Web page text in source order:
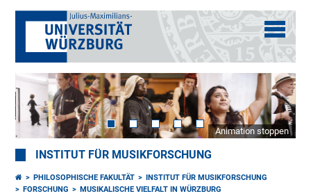
Animation stoppen
INSTITUT FÜR MUSIKFORSCHUNG
PHILOSOPHISCHE FAKULTÄT
INSTITUT FÜR MUSIKFORSCHUNG
FORSCHUNG
MUSIKALISCHE VIELFALT IN WÜRZBURG